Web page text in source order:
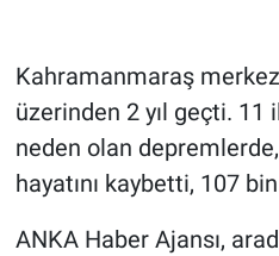
Kahramanmaraş
üzerinden 2 yıl geçti. 11
neden olan
hayatını kaybetti, 107
ANKA Haber Ajansı,
İlan
Kimdir
Koronavirüs